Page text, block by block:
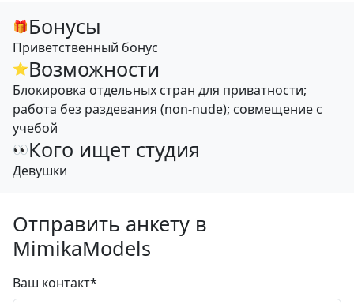
🎁Бонусы
Приветственный бонус
⭐Возможности
Блокировка отдельных стран для приватности;
работа без раздевания (non-nude); совмещение с
учебой
👀Кого ищет студия
Девушки
Отправить анкету в
MimikaModels
Ваш контакт*